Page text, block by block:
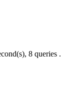
8 queries .